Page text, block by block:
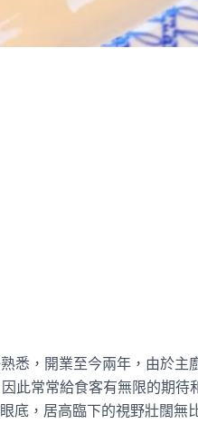
悉，開業至今兩年，由於主
此常常給食客有無限的期待
底，居高臨下的視野壯闊無